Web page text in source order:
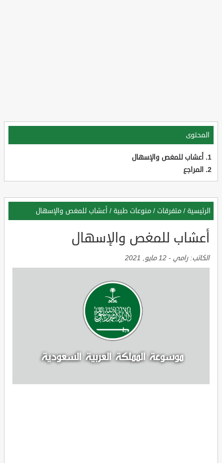
المحتوى
أعشاب للمغص والإسهال
المراجع
الرئيسية / متفرقات / منوعات طبية / أعشاب للمغص والإسهال
أعشاب للمغص والإسهال
الكاتب: رامي - 12 مايو, 2021